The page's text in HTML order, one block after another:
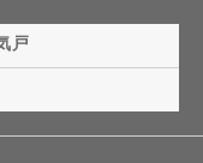
戸